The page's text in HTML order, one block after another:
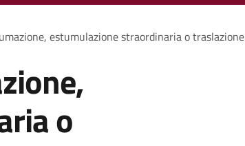
estumulazione straordinaria o traslazione
o